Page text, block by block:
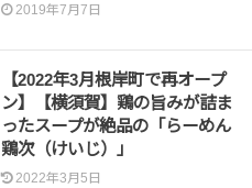
2019年7月7日
【2022年3月根岸町で再オープ
ン】【横須賀】鶏の旨みが詰ま
ったスープが絶品の「らーめん
鶏次（けいじ）」
2022年3月5日